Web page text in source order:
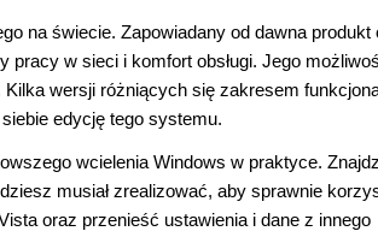
na świecie. Zapowiadany od dawna produkt
w sieci i komfort obsługi. Jego
wersji różniących się zakresem
edycję tego systemu.
wcielenia Windows w praktyce.
musiał zrealizować, aby sprawnie
oraz przenieść ustawienia i dane z innego